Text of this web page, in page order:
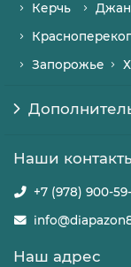
Керчь
Запорожье
Наши
+7 (978) 900-
Наш адрес